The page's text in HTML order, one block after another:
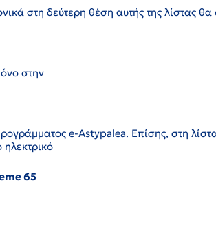
στη δεύτερη θέση αυτής της λίστας
στην
e-Astypalea. Επίσης, στη
ηλεκτρικό
65